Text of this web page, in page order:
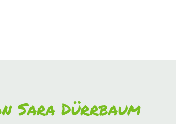
Sara Dürrbaum